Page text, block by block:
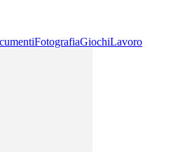
FotografiaGiochiLavoro